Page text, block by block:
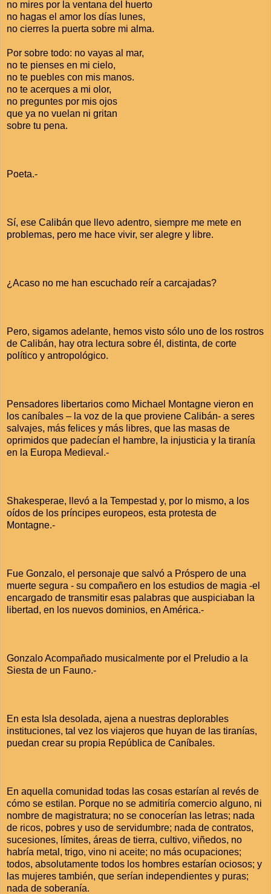
no mires por la ventana del huerto
no hagas el amor los días lunes,
no cierres la puerta sobre mi alma.
Por sobre todo: no vayas al mar,
no te pienses en mi cielo,
no te puebles con mis manos.
no te acerques a mi olor,
no preguntes por mis ojos
que ya no vuelan ni gritan
sobre tu pena.
Poeta.-
Sí, ese Calibán que llevo adentro, siempre me mete en
problemas, pero me hace vivir, ser alegre y libre.
¿Acaso no me han escuchado reír a carcajadas?
Pero, sigamos adelante, hemos visto sólo uno de los rostros
de Calibán, hay otra lectura sobre él, distinta, de corte
político y antropológico.
Pensadores libertarios como Michael Montagne vieron en
los caníbales – la voz de la que proviene Calibán- a seres
salvajes, más felices y más libres, que las masas de
oprimidos que padecían el hambre, la injusticia y la tiranía
en la Europa Medieval.-
Shakesperae, llevó a la Tempestad y, por lo mismo, a los
oídos de los príncipes europeos, esta protesta de
Montagne.-
Fue Gonzalo, el personaje que salvó a Próspero de una
muerte segura - su compañero en los estudios de magia -el
encargado de transmitir esas palabras que auspiciaban la
libertad, en los nuevos dominios, en América.-
Gonzalo Acompañado musicalmente por el Preludio a la
Siesta de un Fauno.-
En esta Isla desolada, ajena a nuestras deplorables
instituciones, tal vez los viajeros que huyan de las tiranías,
puedan crear su propia República de Caníbales.
En aquella comunidad todas las cosas estarían al revés de
cómo se estilan. Porque no se admitiría comercio alguno, ni
nombre de magistratura; no se conocerían las letras; nada
de ricos, pobres y uso de servidumbre; nada de contratos,
sucesiones, límites, áreas de tierra, cultivo, viñedos, no
habría metal, trigo, vino ni aceite; no más ocupaciones;
todos, absolutamente todos los hombres estarían ociosos; y
las mujeres también, que serían independientes y puras;
nada de soberanía.